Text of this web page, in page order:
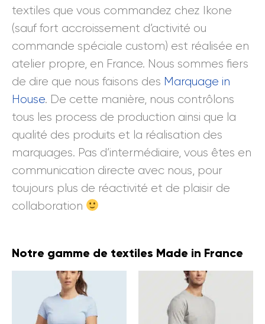
textiles que vous commandez chez Ikone
(sauf fort accroissement d’activité ou
commande spéciale custom) est réalisée en
atelier propre, en France. Nous sommes fiers
de dire que nous faisons des Marquage in
House. De cette manière, nous contrôlons
tous les process de production ainsi que la
qualité des produits et la réalisation des
marquages. Pas d’intermédiaire, vous êtes en
communication directe avec nous, pour
toujours plus de réactivité et de plaisir de
collaboration
Notre gamme de textiles Made in France